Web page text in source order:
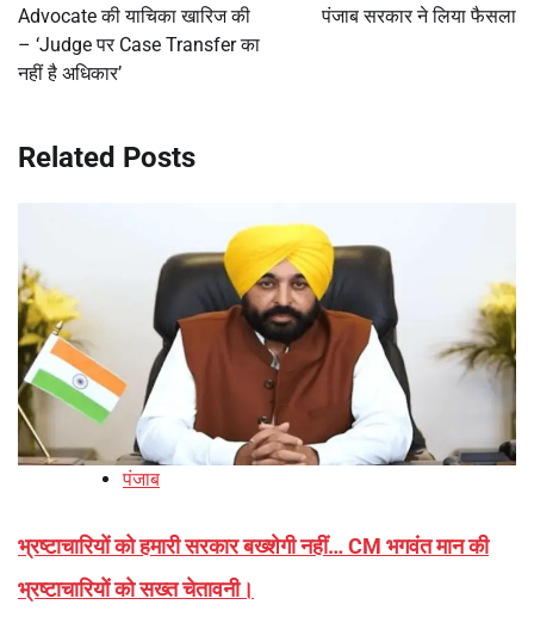
Advocate की याचिका खारिज की
– ‘Judge पर Case Transfer का
नहीं है अधिकार’
पंजाब सरकार ने लिया फैसला
Related Posts
पंजाब
भ्रष्टाचारियों को हमारी सरकार बख्शेगी नहीं… CM भगवंत मान की
भ्रष्टाचारियों को सख्त चेतावनी।